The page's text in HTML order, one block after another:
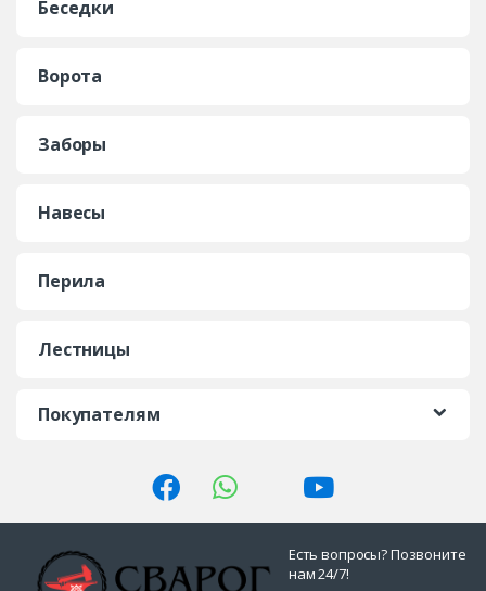
Беседки
Ворота
Заборы
Навесы
Перила
Лестницы
Покупателям
Есть вопросы? Позвоните
нам 24/7!